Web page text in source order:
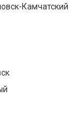
Камчатский